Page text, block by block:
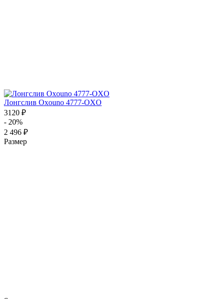
Лонгслив Oxouno 4777-OXO
3120 ₽
- 20%
2 496 ₽
Размер